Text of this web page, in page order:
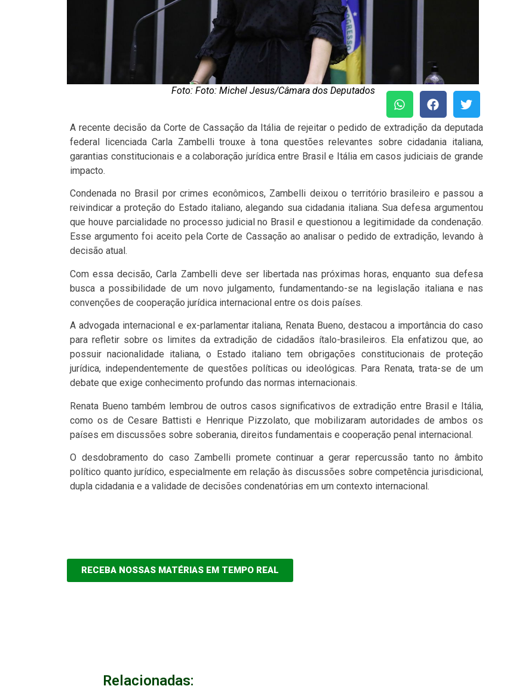
Foto: Foto: Michel Jesus/Câmara dos Deputados
A recente decisão da Corte de Cassação da Itália de rejeitar o pedido de extradição da deputada
federal licenciada Carla Zambelli trouxe à tona questões relevantes sobre cidadania italiana,
garantias constitucionais e a colaboração jurídica entre Brasil e Itália em casos judiciais de grande
impacto.
Condenada no Brasil por crimes econômicos, Zambelli deixou o território brasileiro e passou a
reivindicar a proteção do Estado italiano, alegando sua cidadania italiana. Sua defesa argumentou
que houve parcialidade no processo judicial no Brasil e questionou a legitimidade da condenação.
Esse argumento foi aceito pela Corte de Cassação ao analisar o pedido de extradição, levando à
decisão atual.
Com essa decisão, Carla Zambelli deve ser libertada nas próximas horas, enquanto sua defesa
busca a possibilidade de um novo julgamento, fundamentando-se na legislação italiana e nas
convenções de cooperação jurídica internacional entre os dois países.
A advogada internacional e ex-parlamentar italiana, Renata Bueno, destacou a importância do caso
para refletir sobre os limites da extradição de cidadãos ítalo-brasileiros. Ela enfatizou que, ao
possuir nacionalidade italiana, o Estado italiano tem obrigações constitucionais de proteção
jurídica, independentemente de questões políticas ou ideológicas. Para Renata, trata-se de um
debate que exige conhecimento profundo das normas internacionais.
Renata Bueno também lembrou de outros casos significativos de extradição entre Brasil e Itália,
como os de Cesare Battisti e Henrique Pizzolato, que mobilizaram autoridades de ambos os
países em discussões sobre soberania, direitos fundamentais e cooperação penal internacional.
O desdobramento do caso Zambelli promete continuar a gerar repercussão tanto no âmbito
político quanto jurídico, especialmente em relação às discussões sobre competência jurisdicional,
dupla cidadania e a validade de decisões condenatórias em um contexto internacional.
RECEBA NOSSAS MATÉRIAS EM TEMPO REAL
Relacionadas: